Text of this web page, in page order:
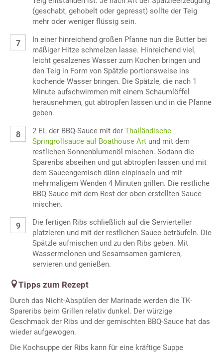
(geschabt, gehobelt oder gepresst) sollte der Teig
mehr oder weniger flüssig sein.
In einer hinreichend großen Pfanne nun die Butter bei
mäßiger Hitze schmelzen lasse. Hinreichend viel,
leicht gesalzenes Wasser zum Kochen bringen und
den Teig in Form von Spätzle portionsweise ins
kochende Wasser bringen. Die Spätzle, die nach 1
Minute aufschwimmen mit einem Schaumlöffel
herausnehmen, gut abtropfen lassen und in die Pfanne
geben.
2 EL der BBQ-Sauce mit der Thailändische
Springrollsauce auf Boathouse Art und mit dem
restlichen Sonnenblumenöl mischen. Sodann die
Spareribs abseihen und gut abtropfen lassen und mit
dem Saucengemisch dünn einpinseln und mit
mehrmaligem Wenden 4 Minuten grillen. Die restliche
BBQ-Sauce mit dem Rest der oben erstellten Sauce
mischen.
Die fertigen Ribs schließlich auf die Servierteller
platzieren und mit der restlichen Sauce beträufeln. Die
Spätzle aufmischen und zu den Ribs geben. Mit
Wassermelonen und Sesamsamen garnieren,
servieren und genießen.
Tipps zum Rezept
Durch das Nicht-Abspülen der Marinade werden die TK-
Spareribs beim Grillen relativ dunkel. Der würzige
Geschmack der Ribs und der gemischten BBQ-Sauce hat das
wieder aufgewogen.
Die Kochsuppe der Ribs kann für eine kräftige Suppe